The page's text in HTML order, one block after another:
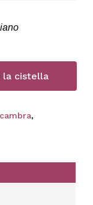
la cistella
,